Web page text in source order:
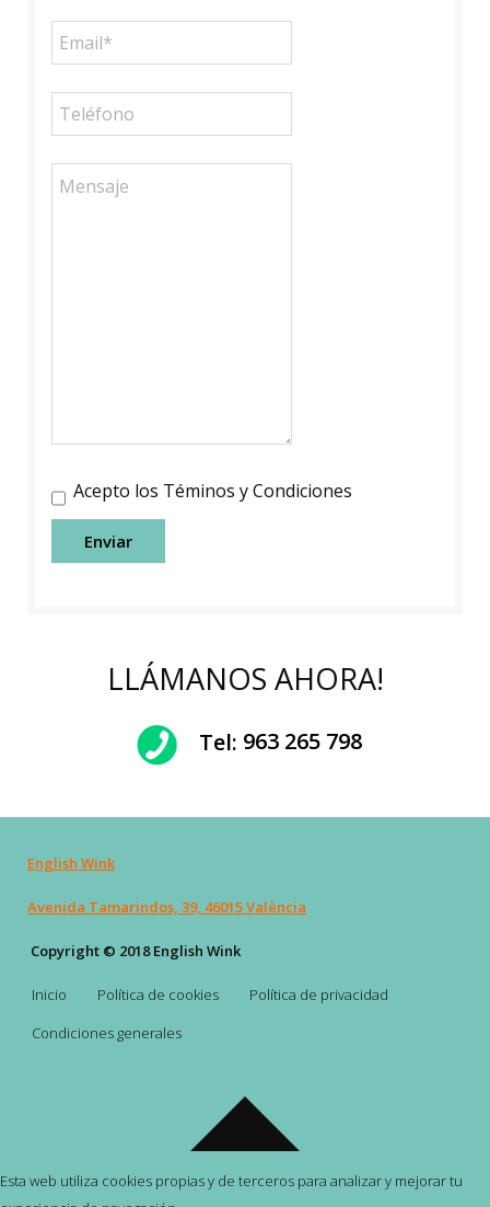
Acepto los Téminos y Condiciones
Enviar
LLÁMANOS AHORA!
Tel: 963 265 798
English Wink
Avenida Tamarindos, 39, 46015 València
Copyright © 2018 English Wink
Inicio Política de cookies
Política de privacidad
Condiciones generales
Esta web utiliza cookies propias y de terceros para analizar y mejorar tu